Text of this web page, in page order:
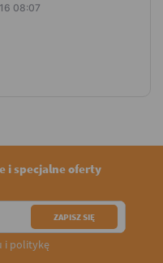
08:07
i specjalne oferty
i politykę